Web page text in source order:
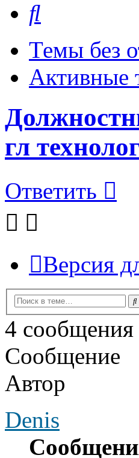
Темы без
Активные
гл
Ответить
Версия
4 сообщения
Сообщение
Автор
Denis